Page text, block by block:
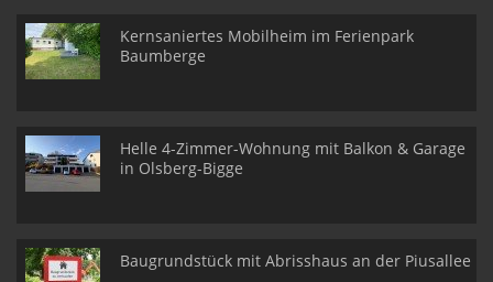
Kernsaniertes Mobilheim im Ferienpark
Baumberge
Helle 4-Zimmer-Wohnung mit Balkon & Garage
in Olsberg-Bigge
Baugrundstück mit Abrisshaus an der Piusallee